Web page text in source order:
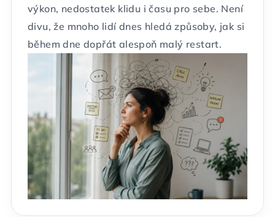
výkon, nedostatek klidu i času pro sebe. Není
divu, že mnoho lidí dnes hledá způsoby, jak si
během dne dopřát alespoň malý restart.